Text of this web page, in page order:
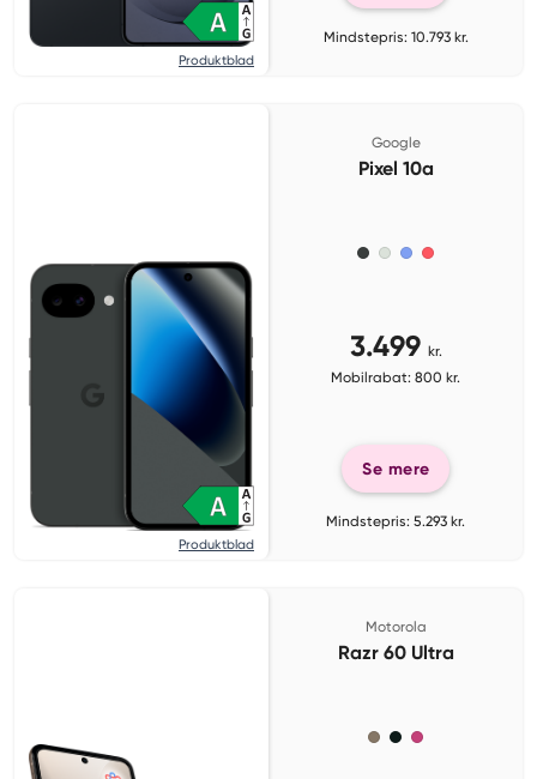
Produktblad
Mindstepris: 10.793 kr.
Produktblad
Google
Pixel 10a
3.499 kr.
Mobilrabat: 800 kr.
Se mere
Mindstepris: 5.293 kr.
Motorola
Razr 60 Ultra